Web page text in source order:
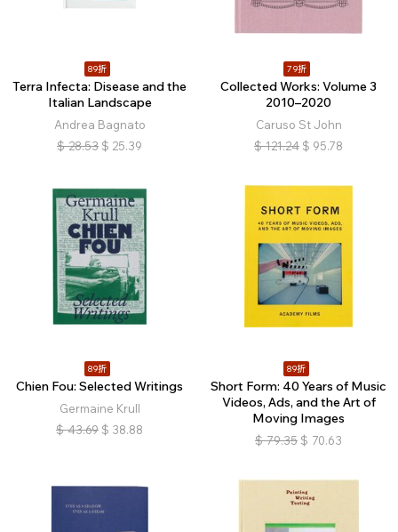
89折
Terra Infecta: Disease and the
Italian Landscape
Andrea Bagnato
$ 28.53 $ 25.39
79折
Collected Works: Volume 3
2010–2020
Caruso St John
$ 121.24 $ 95.78
89折
Chien Fou: Selected Writings
Germaine Krull
$ 43.69 $ 38.88
89折
Short Form: 40 Years of Music
Videos, Ads, and the Art of
Moving Images
$ 79.35 $ 70.63